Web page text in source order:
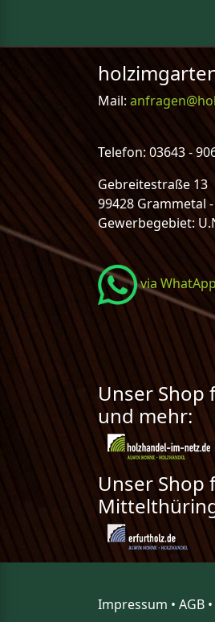
Mail:
Telefon: 03643 -
Gebreitestraße 13
99428 Grammetal
Gewerbegebiet:
via WhatApp
Unser Shop
und mehr:
Unser Shop
Impressum • AGB •